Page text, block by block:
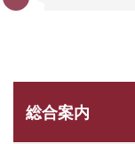
総合案内